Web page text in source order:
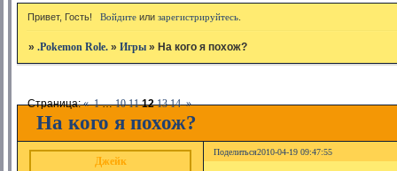
Привет, Гость! Войдитеили зарегистрируйтесь.
».Pokemon Role. »Игры » На кого я похож?
На кого я похож?
Страница:« 1 … 10 11 12 13 14 »
Поделиться2010-04-19 09:47:55
Джейк